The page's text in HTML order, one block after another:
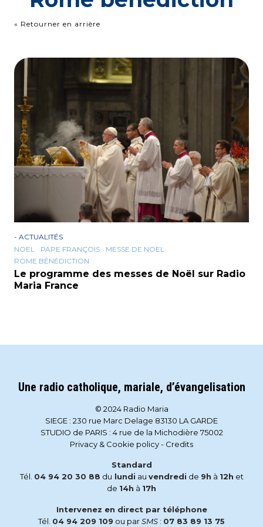
« Retourner en arrière
- ACTUALITÉS
NOEL
PAPE FRANÇOIS
MESSE DE NOEL
ROME BÉNÉDICTION
Le programme des messes de Noël sur Radio
Maria France
Une radio catholique, mariale, d’évangelisation
© 2024 Radio Maria
SIEGE : 230 rue Marc Delage 83130 LA GARDE
STUDIO de PARIS : 4 rue de la Michodière 75002
Privacy & Cookie policy- Credits
Standard
Tél. 04 94 20 30 88 du lundi au vendredi de 9h à 12h et
de 14h à 17h
Intervenez en direct par téléphone
Tél. 04 94 209 109 ou parSMS : 07 83 89 13 75